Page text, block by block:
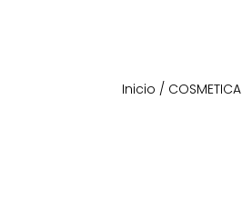
Inicio / COSMETICA